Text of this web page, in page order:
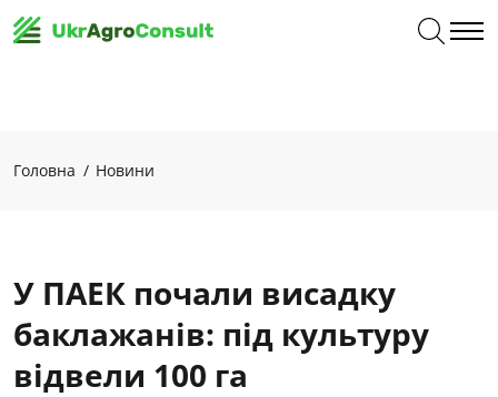
Головна Новини
У ПАЕК почали висадку
баклажанів: під культуру
відвели 100 га